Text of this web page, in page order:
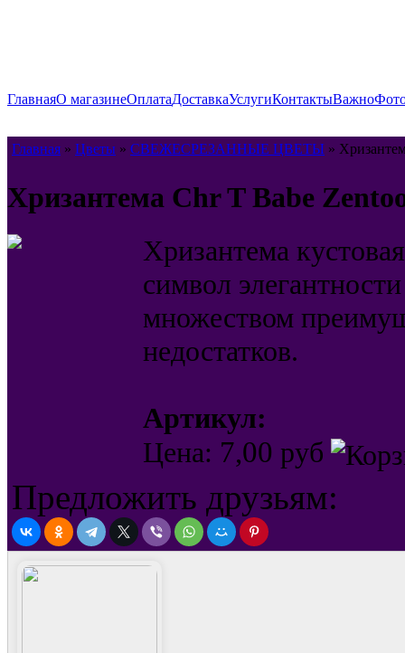
ГлавнаяО магазинеОплатаДоставкаУслугиКонтактыВажно
Главная » Цветы » СВЕЖЕСРЕЗАННЫЕ ЦВЕТЫ »
Хризантема Chr T Babe
Хризантема
символ
множеством
недостатков.
Артикул:
Цена: 7,00 руб
Предложить друзьям: